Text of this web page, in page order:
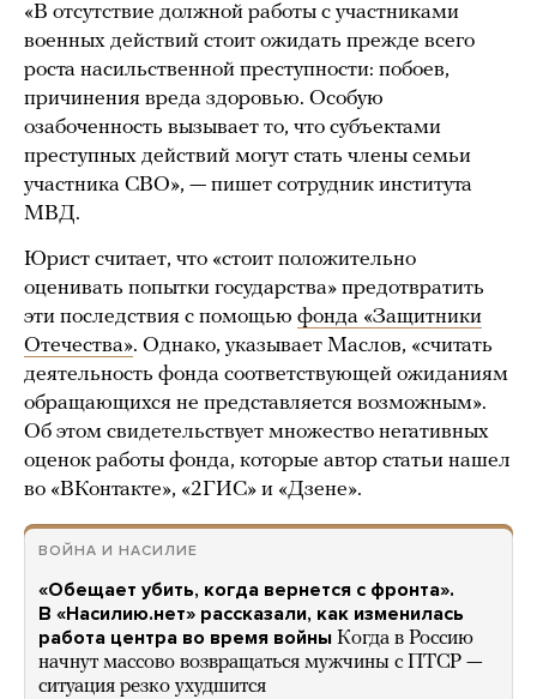
«В отсутствие должной работы с участниками
военных действий стоит ожидать прежде всего
роста насильственной преступности: побоев,
причинения вреда здоровью. Особую
озабоченность вызывает то, что субъектами
преступных действий могут стать члены семьи
участника СВО», — пишет сотрудник института
МВД.
Юрист считает, что «стоит положительно
оценивать попытки государства» предотвратить
эти последствия с помощью фонда «Защитники
Отечества». Однако, указывает Маслов, «считать
деятельность фонда соответствующей ожиданиям
обращающихся не представляется возможным».
Об этом свидетельствует множество негативных
оценок работы фонда, которые автор статьи нашел
во «ВКонтакте», «2ГИС» и «Дзене».
ВОЙНА И НАСИЛИЕ
«Обещает убить, когда вернется с фронта».
В «Насилию.нет» рассказали, как изменилась
работа центра во время войны Когда в Россию
начнут массово возвращаться мужчины с ПТСР —
ситуация резко ухудшится